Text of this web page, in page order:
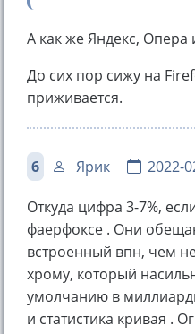
А как же Яндекс, Опера
До сих пор сижу на
приживается.
6 Ярик 2022-
Откуда цифра 3-7%,
фаерфоксе . Они
встроенный впн, чем
хрому, который
умолчанию в
и статистика кривая .